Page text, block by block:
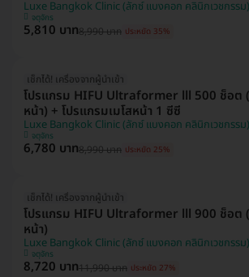
Luxe Bangkok Clinic (ลักซ์ แบงคอก คลินิกเวชกรรม)
จตุจักร
5,810 บาท8,990 บาท ประหยัด 35%
เช็กได้! เครื่องจากผู้นำเข้า
โปรแกรม HIFU Ultraformer lll 500 ช็อต
หน้า) + โปรแกรมเมโสหน้า 1 ซีซี
Luxe Bangkok Clinic (ลักซ์ แบงคอก คลินิกเวชกรรม)
จตุจักร
6,780 บาท8,990 บาท ประหยัด 25%
เช็กได้! เครื่องจากผู้นำเข้า
โปรแกรม HIFU Ultraformer lll 900 ช็อต
หน้า)
Luxe Bangkok Clinic (ลักซ์ แบงคอก คลินิกเวชกรรม)
จตุจักร
8,720 บาท11,990 บาท ประหยัด 27%